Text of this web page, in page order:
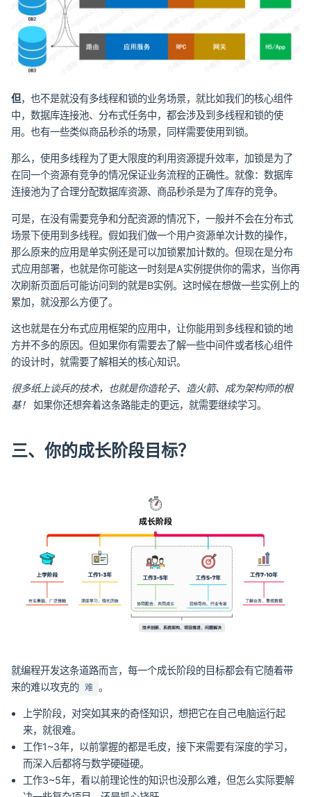
但，也不是就没有多线程和锁的业务场景，就比如我们的核心组件
中，数据库连接池、分布式任务中，都会涉及到多线程和锁的使
用。也有一些类似商品秒杀的场景，同样需要使用到锁。
那么，使用多线程为了更大限度的利用资源提升效率，加锁是为了
在同一个资源有竞争的情况保证业务流程的正确性。就像：数据库
连接池为了合理分配数据库资源、商品秒杀是为了库存的竞争。
可是，在没有需要竞争和分配资源的情况下，一般并不会在分布式
场景下使用到多线程。假如我们做一个用户资源单次计数的操作，
那么原来的应用是单实例还是可以加锁累加计数的。但现在是分布
式应用部署，也就是你可能这一时刻是A实例提供你的需求，当你再
次刷新页面后可能访问到的就是B实例。这时候在想做一些实例上的
累加，就没那么方便了。
这也就是在分布式应用框架的应用中，让你能用到多线程和锁的地
方并不多的原因。但如果你有需要去了解一些中间件或者核心组件
的设计时，就需要了解相关的核心知识。
很多纸上谈兵的技术，也就是你造轮子、造火箭、成为架构师的根
基！
如果你还想奔着这条路能走的更远，就需要继续学习。
三、你的成长阶段目标？
就编程开发这条道路而言，每一个成长阶段的目标都会有它随着带
来的难以攻克的 难 。
上学阶段，对突如其来的奇怪知识，想把它在自己电脑运行起
来，就很难。
工作1~3年，以前掌握的都是毛皮，接下来需要有深度的学习，
而深入后都将与数学硬碰硬。
工作3~5年，看以前理论性的知识也没那么难，但怎么实际要解